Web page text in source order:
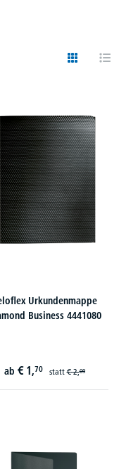
Urkundenmappe
Business 4441080
ab € 1,70 statt€ 2,09